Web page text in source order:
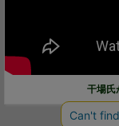
干場氏